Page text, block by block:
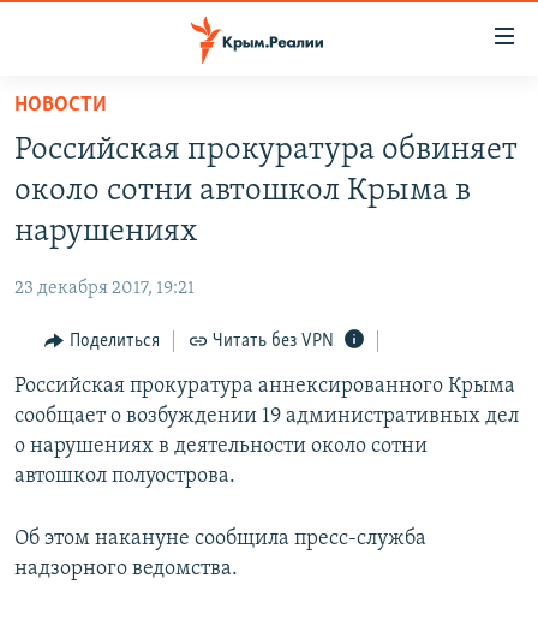
Вернуться
основному
содержанию
главной
навигации
Вернутся
поиску
11 ЛЕТ ОККУПАЦИИ КРЫМА. 11 ИСТОРИЙ СОПРОТИВЛЕНИЯ
ЕЩЕ
ИНТЕРАКТИВ
ИНФОГРАФИКА
ТЕЛЕПРОЕКТ КРЫМ.РЕАЛИИ
СОВЕТЫ ПРАВОЗАЩИТНИКОВ
ПОБЕДИТЕЛЕЙ НЕ СУДЯТ?
РАДІО СВОБОДА
КАК ОБОЙТИ БЛОКИРОВКУ
Українською
НОВОСТИ
Российская прокуратура обвиняет
около сотни автошкол Крыма в
нарушениях
23 декабря 2017, 19:21
Поделиться Читать без VPN
Российская прокуратура аннексированного Крыма
сообщает о возбуждении 19 административных дел
о нарушениях в деятельности около сотни
автошкол полуострова.
Об этом накануне сообщила пресс-служба
надзорного ведомства.